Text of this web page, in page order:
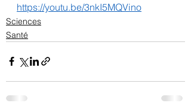
https://youtu.be/3nkI5MQVino
Sciences
Santé